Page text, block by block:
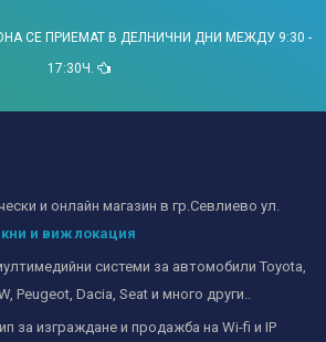
СЕ ПРИЕМАТ В ДЕЛНИЧНИ ДНИ МЕЖДУ 9:30 -
17:30Ч.
и онлайн магазин в гр.Севлиево ул.
и виж локация
системи за автомобили Toyota,
Peugeot, Dacia, Seat и много други..
за изграждане и продажба на Wi-fi и IP